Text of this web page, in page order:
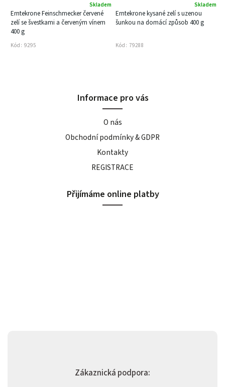
Erntekrone Feinschmecker červené
zelí se švestkami a červeným vínem
400 g
Skladem
Kód: 9295
Erntekrone kysané zelí s uzenou
šunkou na domácí způsob 400 g
Skladem
Kód: 79288
Zákaznická podpora:
Informace pro vás
O nás
Obchodní podmínky & GDPR
Kontakty
REGISTRACE
Přijímáme online platby